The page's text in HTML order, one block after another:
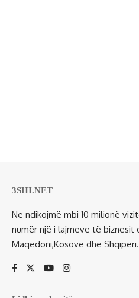
3SHI.NET
Ne ndikojmë mbi 10 milionë
numër një i lajmeve të biznesit
Maqedoni,Kosovë dhe Shqipëri.